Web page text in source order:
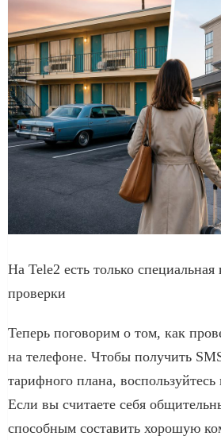
На Tele2 есть только специальная
проверки
Теперь поговорим о том, как
на телефоне. Чтобы получить
тарифного плана,
Если вы считаете себя
способным составить хорошую